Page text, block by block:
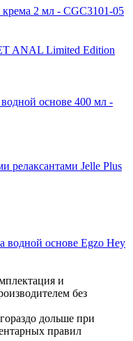
2 мл - CGC3101-05
ANAL Limited Edition
основе 400 мл -
релаксантами Jelle Plus
водной основе Egzo Hey
и
без
дольше при
правил